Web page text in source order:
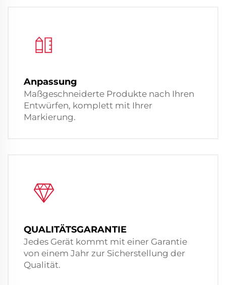
Anpassung
Maßgeschneiderte Produkte nach Ihren
Entwürfen, komplett mit Ihrer
Markierung.
QUALITÄTSGARANTIE
Jedes Gerät kommt mit einer Garantie
von einem Jahr zur Sicherstellung der
Qualität.